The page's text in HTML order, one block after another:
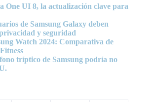
One UI 8, la actualización clave para
de Samsung Galaxy deben
y seguridad
Watch 2024: Comparativa de
tríptico de Samsung podría no